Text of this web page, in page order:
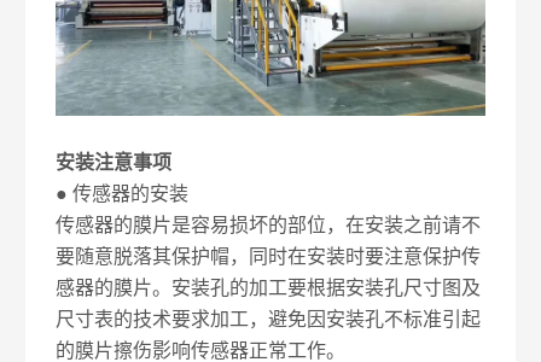
安装注意事项
● 传感器的安装
传感器的膜片是容易损坏的部位，在安装之前请不
要随意脱落其保护帽，同时在安装时要注意保护传
感器的膜片。安装孔的加工要根据安装孔尺寸图及
尺寸表的技术要求加工，避免因安装孔不标准引起
的膜片擦伤影响传感器正常工作。